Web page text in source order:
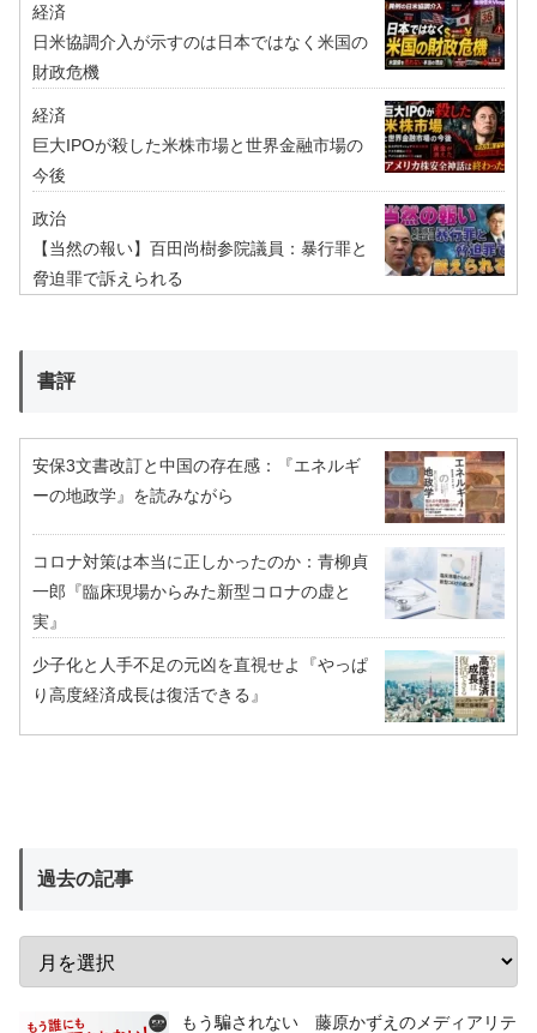
経済
日米協調介入が示すのは日本ではなく米国の
財政危機
経済
巨大IPOが殺した米株市場と世界金融市場の
今後
政治
【当然の報い】百田尚樹参院議員：暴行罪と
脅迫罪で訴えられる
書評
安保3文書改訂と中国の存在感：『エネルギ
ーの地政学』を読みながら
コロナ対策は本当に正しかったのか：青柳貞
一郎『臨床現場からみた新型コロナの虚と
実』
少子化と人手不足の元凶を直視せよ『やっぱ
り高度経済成長は復活できる』
過去の記事
もう騙されない 藤原かずえのメディアリテ